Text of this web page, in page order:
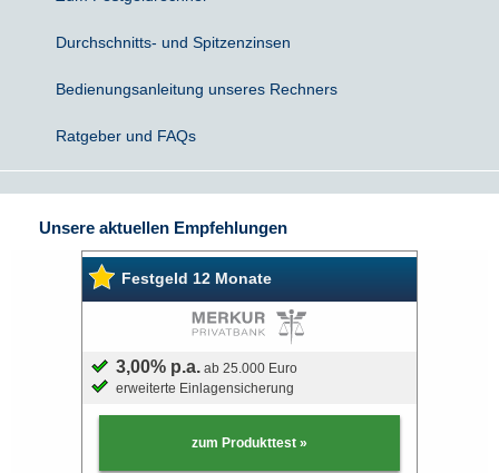
Depotwechsel
Fremdwährungskonto
Crowdinvesting
P2P-Kredite
Bausparvertrag
Newsletter
Durchschnitts- und Spitzenzinsen
Bedienungsanleitung unseres Rechners
Ratgeber und FAQs
Unsere aktuellen Empfehlungen
Festgeld 12 Monate
3,00% p.a. ab 25.000 Euro
erweiterte Einlagensicherung
zum Produkttest »